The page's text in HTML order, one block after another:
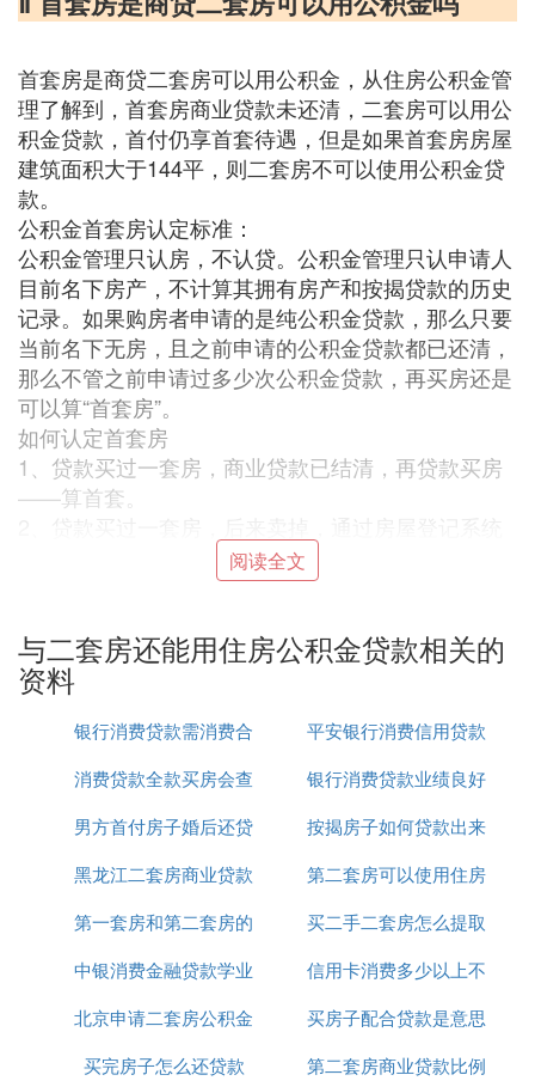
首套房是商贷二套房可以用公积金，从住房公积金管
理了解到，首套房商业贷款未还清，二套房可以用公
积金贷款，首付仍享首套待遇，但是如果首套房房屋
建筑面积大于144平，则二套房不可以使用公积金贷
款。
公积金首套房认定标准：
公积金管理只认房，不认贷。公积金管理只认申请人
目前名下房产，不计算其拥有房产和按揭贷款的历史
记录。如果购房者申请的是纯公积金贷款，那么只要
当前名下无房，且之前申请的公积金贷款都已还清，
那么不管之前申请过多少次公积金贷款，再买房还是
可以算“首套房”。
如何认定首套房
1、贷款买过一套房，商业贷款已结清，再贷款买房
——算首套。
查询不到房产，但在银行征信系统里能查到贷款记
录，再贷款买房——算首套。
4、全款买过一套房，后来卖掉了，房屋登记系统查
不到房产，再贷款买房——算首套。
5、个人名下有两套房的商业贷款记录，全都已还清
且出售，同时能够提供两套住房出售的证明，这种情
况下再贷款时——算首套。
6、个人名下有一套房商业贷款已还清，另一套是公
积金贷款已出售，同时能够提供住房出售的证明，申
7、夫妻两人，一方婚前买房使用商业贷款，另一方
婚前购房用的是公积金贷款，婚后两人想要以夫妻名
据借款人偿付能力、信用状况等具体因素灵活把握
款利率和首付比例。
8、夫妻两人，一方婚前有房但无贷款记录，另一方
婚前有贷款记录但名下无房产，婚后买房申请贷款
阅读全文
与二套房还能用住房公积金贷款相关的
资料
银行消费贷款需消费合
同吗
平安银行消费信用贷款
利率
消费贷款全款买房会查
吗
银行消费贷款业绩良好
简报
男方首付房子婚后还贷
款
按揭房子如何贷款出来
黑龙江二套房商业贷款
新政策
第二套房可以使用住房
公积金贷款吗
第一套房和第二套房的
贷款
买二手二套房怎么提取
公积金贷款吗
中银消费金融贷款学业
是不用利息吗
信用卡消费多少以上不
能抵押贷款
北京申请二套房公积金
贷款
买房子配合贷款是意思
买完房子怎么还贷款
第二套房商业贷款比例